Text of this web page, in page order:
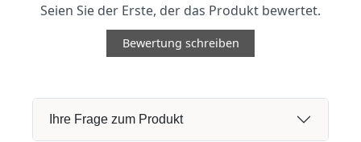
Seien Sie der Erste, der das Produkt bewertet.
Bewertung schreiben
Ihre Frage zum Produkt